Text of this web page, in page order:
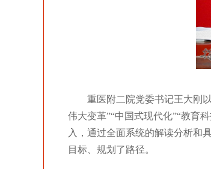
重医附二院党委书记王大刚
伟大变革”“中国式现代化”“教育
入，通过全面系统的解读分析和
目标、规划了路径。